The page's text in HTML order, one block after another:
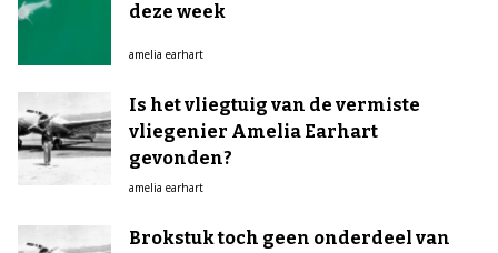
deze week
amelia earhart
Is het vliegtuig van de vermiste
vliegenier Amelia Earhart
gevonden?
amelia earhart
Brokstuk toch geen onderdeel van